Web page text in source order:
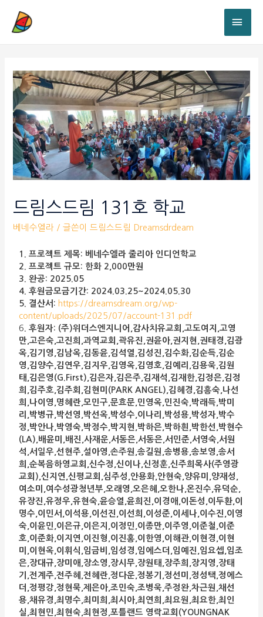
드림스드림 131호 학교
베네수엘라 / 글쓴이드림스드림 Dreamsdrdeam
1. 프로젝트 제목: 베네수엘라 줄리아 인디언학교
2. 프로젝트 규모: 한화 2,000만원
3. 완공: 2025.05
4. 후원금모금기간: 2024.03.25~2024.05.30
5. 결산서: https://dreamsdream.org/wp-
content/uploads/2025/07/account-131.pdf
6
. 후원자: (주)위더스엔지니어,감사치유교회,고도여지,고영
만,고은숙,고진희,과역교회,곽유진,권윤아,권지현,권태경,김광
옥,김기영,김남옥,김동윤,김석열,김성진,김수화,김순득,김순
영,김양수,김연우,김지우,김영옥,김영호,김예리,김용욱,김원
태,김은영(G.First),김은자,김은주,김재석,김재한,김정은,김정
희,김주호,김주회,김현미(PARK ANGEL),김혜경,김흥숙,나선
희,나이영,명혜란,모민구,문효문,민영옥,민진숙,박래득,박미
리,박병규,박선영,박선옥,박성수,이나리,박성용,박성자,박수
정,박안나,박영숙,박정수,박지현,박하은,박하흰,박한선,박현수
(LA),배윤미,배진,사재운,서동은,서동은,서민준,서영숙,서원
석,서일우,선현주,설아영,손주원,송길원,송병용,송보영,송서
희,순복음하영교회,신수정,신이나,신정훈,신주희목사(주영광
교회),신지연,신평교회,심주성,안용화,안현숙,양유미,양재성,
여소미,여수성광청년부,오래영,오은혜,오한나,온진수,유덕순,
유장진,유정우,유현숙,윤승열,윤희진,이경애,이돈성,이두환,이
명수,이민서,이석용,이선진,이선희,이성준,이세나,이수진,이영
숙,이윤민,이은규,이은지,이정민,이종만,이주영,이준철,이준
호,이준화,이지연,이진형,이진홍,이한영,이해관,이현경,이현
미,이현옥,이휘식,임금비,임성경,임에스더,임예진,임요셉,임조
은,장대규,장미애,장소영,장시무,장원태,장주희,장지영,장태
기,전계주,전주혜,전혜란,정다운,정봉기,정선미,정성택,정에스
더,정평강,정현묵,제은아,조민숙,조병욱,주정완,차근원,채선
용,채유경,최명수,최미희,최시아,최연희,최요원,최요한,최인
실,최현민,최현숙,최현정,포틀랜드 영락교회(YOUNGNAK